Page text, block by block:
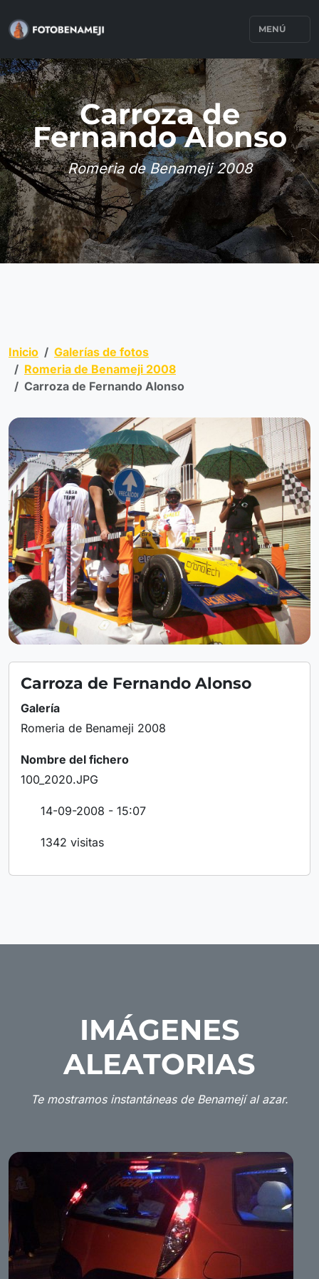
MENÚ
Carroza de
Fernando Alonso
Romeria de Benameji 2008
Inicio
Galerías de fotos
Romeria de Benameji 2008
Carroza de Fernando Alonso
Carroza de Fernando Alonso
Galería
Romeria de Benameji 2008
Nombre del fichero
100_2020.JPG
14-09-2008 - 15:07
1342 visitas
IMÁGENES
ALEATORIAS
Te mostramos instantáneas de Benamejí al azar.